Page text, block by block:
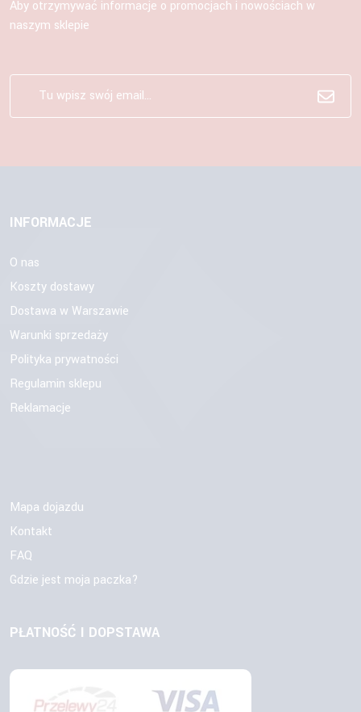
Aby otrzymywać informacje o promocjach i nowościach w
naszym sklepie
INFORMACJE
O nas
Koszty dostawy
Dostawa w Warszawie
Warunki sprzedaży
Polityka prywatności
Regulamin sklepu
Reklamacje
Mapa dojazdu
Kontakt
FAQ
Gdzie jest moja paczka?
PŁATNOŚĆ I DOPSTAWA